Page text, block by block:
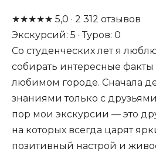
★★★★★ 5,0 · 2 312 отзывов
Экскурсий: 5 · Туров: 0
Со студенческих лет я
собирать интересные
любимом городе. Сначала
знаниями только с
пор мои экскурсии — это
на которых всегда царят
позитивный настрой и